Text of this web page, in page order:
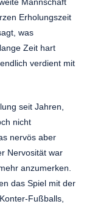
Erholungszeit
was
Zeit hart
verdient mit
seit Jahren,
nicht
nervös aber
Nervosität war
anzumerken.
das Spiel mit der
Fußballs,